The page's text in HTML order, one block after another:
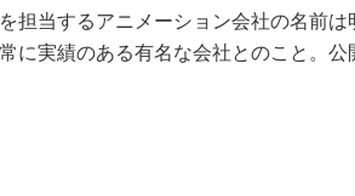
担当するアニメーション会社の名前は
に実績のある有名な会社とのこと。公